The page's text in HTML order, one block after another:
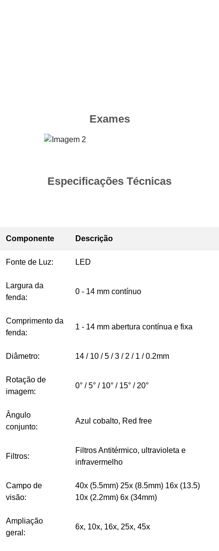
Exames
Especificações Técnicas
Componente Descrição
Fonte de Luz: LED
Largura da
fenda:
0 - 14 mm contínuo
Comprimento da
fenda:
1 - 14 mm abertura contínua e fixa
Diâmetro: 14 / 10 / 5 / 3 / 2 / 1 / 0.2mm
Rotação de
imagem:
0° / 5° / 10° / 15° / 20°
Ângulo
conjunto:
Azul cobalto, Red free
Filtros:
Filtros Antitérmico, ultravioleta e
infravermelho
Campo de
visão:
40x (5.5mm) 25x (8.5mm) 16x (13.5)
10x (2.2mm) 6x (34mm)
Ampliação
geral:
6x, 10x, 16x, 25x, 45x